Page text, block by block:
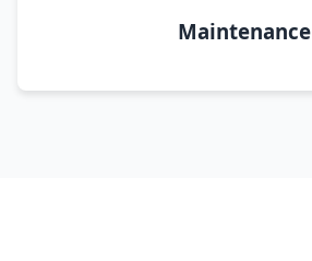
Maintenance